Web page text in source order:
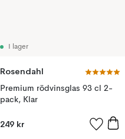
I lager
Rosendahl
Premium rödvinsglas 93 cl 2-
pack, Klar
249 kr